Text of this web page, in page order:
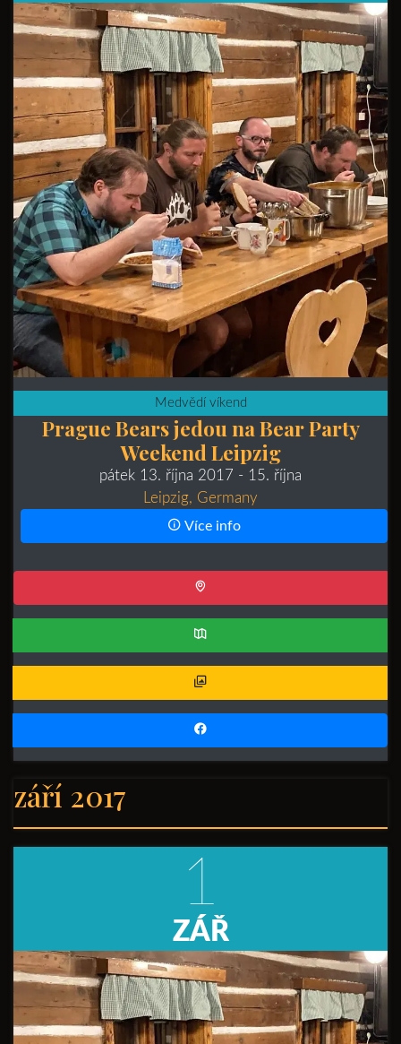
Medvědí víkend
Prague Bears jedou na Bear Party
Weekend Leipzig
pátek 13. října 2017 - 15. října
Leipzig, Germany
Více info
září 2017
1
ZÁŘ